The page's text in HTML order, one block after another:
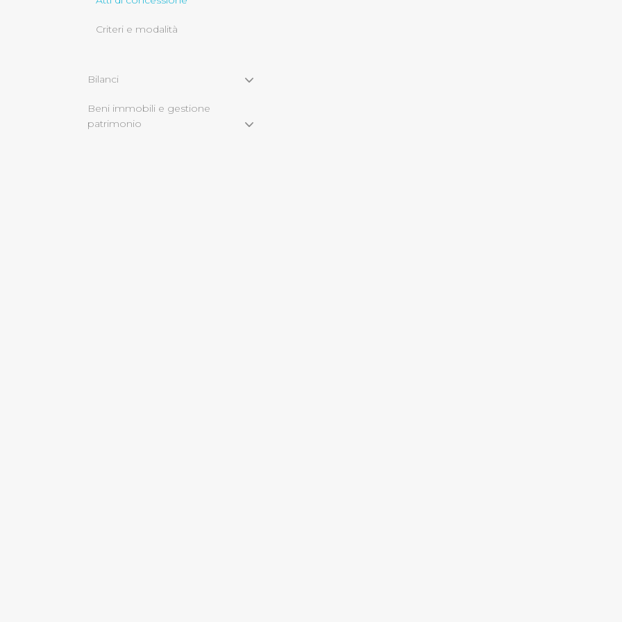
Cliccando su "Rifiuta" o sulla "X" posizionata in alto a destra in questo banner l’Utente
tecnici indispensabili per una corretta visualizzazione della pagina.
Criteri e modalità
Bilanci
Beni immobili e gestione
patrimonio